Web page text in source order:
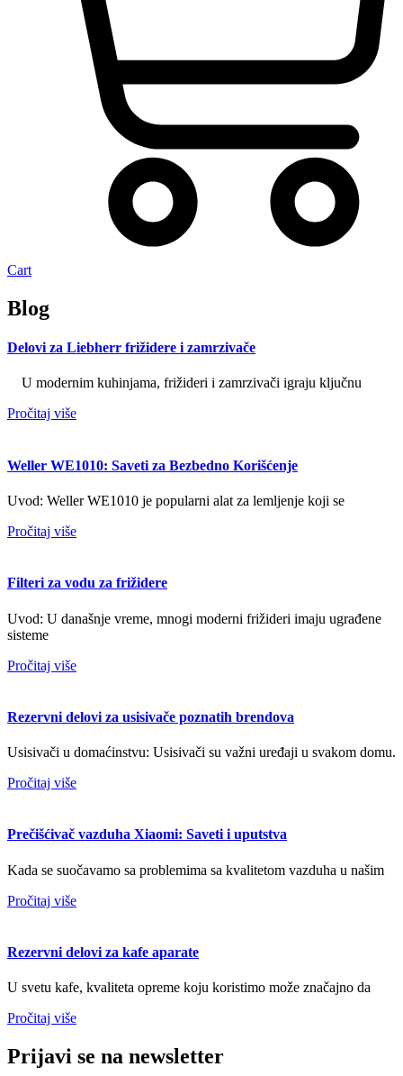
Cart
Blog
Delovi za Liebherr frižidere i zamrzivače
U modernim kuhinjama, frižideri i zamrzivači igraju ključnu
Pročitaj više
Weller WE1010: Saveti za Bezbedno Korišćenje
Uvod: Weller WE1010 je popularni alat za lemljenje koji se
Pročitaj više
Filteri za vodu za frižidere
Uvod: U današnje vreme, mnogi moderni frižideri imaju ugrađene
sisteme
Pročitaj više
Rezervni delovi za usisivače poznatih brendova
Usisivači u domaćinstvu: Usisivači su važni uređaji u svakom domu.
Pročitaj više
Prečišćivač vazduha Xiaomi: Saveti i uputstva
Kada se suočavamo sa problemima sa kvalitetom vazduha u našim
Pročitaj više
Rezervni delovi za kafe aparate
U svetu kafe, kvaliteta opreme koju koristimo može značajno da
Pročitaj više
Prijavi se na newsletter